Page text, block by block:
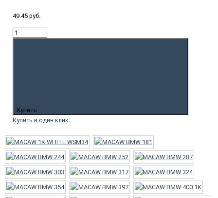
49.45 руб.
Купить
Купить в один клик